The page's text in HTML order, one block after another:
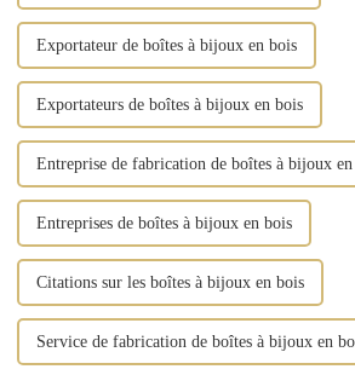
Exportateur de boîtes à bijoux en bois
Exportateurs de boîtes à bijoux en bois
Entreprise de fabrication de boîtes à bijoux
Entreprises de boîtes à bijoux en bois
Citations sur les boîtes à bijoux en bois
Service de fabrication de boîtes à bijoux en